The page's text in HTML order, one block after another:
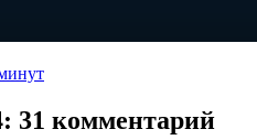
: 31 комментарий